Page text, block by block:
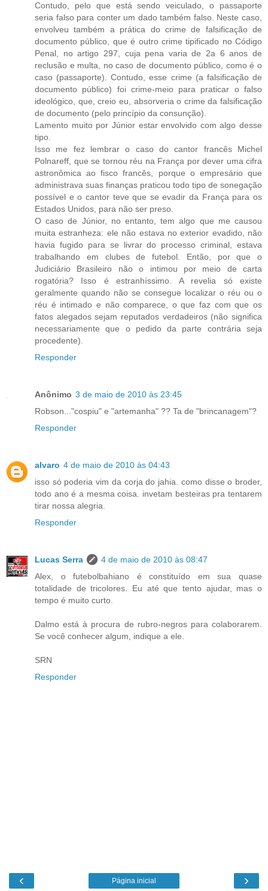
Contudo, pelo que está sendo veiculado, o passaporte
seria falso para conter um dado também falso. Neste caso,
envolveu também a prática do crime de falsificação de
documento público, que é outro crime tipificado no Código
Penal, no artigo 297, cuja pena varia de 2a 6 anos de
reclusão e multa, no caso de documento público, como é o
caso (passaporte). Contudo, esse crime (a falsificação de
documento público) foi crime-meio para praticar o falso
ideológico, que, creio eu, absorveria o crime da falsificação
de documento (pelo princípio da consunção).
Lamento muito por Júnior estar envolvido com algo desse
tipo.
Isso me fez lembrar o caso do cantor francês Michel
Polnareff, que se tornou réu na França por dever uma cifra
astronômica ao fisco francês, porque o empresário que
administrava suas finanças praticou todo tipo de sonegação
possível e o cantor teve que se evadir da França para os
Estados Unidos, para não ser preso.
O caso de Júnior, no entanto, tem algo que me causou
muita estranheza: ele não estava no exterior evadido, não
havia fugido para se livrar do processo criminal, estava
trabalhando em clubes de futebol. Então, por que o
Judiciário Brasileiro não o intimou por meio de carta
rogatória? Isso é estranhíssimo. A revelia só existe
geralmente quando não se consegue localizar o réu ou o
réu é intimado e não comparece, o que faz com que os
fatos alegados sejam reputados verdadeiros (não significa
necessariamente que o pedido da parte contrária seja
procedente).
Responder
Anônimo 3 de maio de 2010 às 23:45
Robson..."cospiu" e "artemanha" ?? Ta de "brincanagem"?
Responder
alvaro 4 de maio de 2010 às 04:43
isso só poderia vim da corja do jahia. como disse o broder,
todo ano é a mesma coisa. invetam besteiras pra tentarem
tirar nossa alegria.
Responder
Lucas Serra
4 de maio de 2010 às 08:47
Alex, o futebolbahiano é constituído em sua quase
totalidade de tricolores. Eu até que tento ajudar, mas o
tempo é muito curto.
Dalmo está à procura de rubro-negros para colaborarem.
Se você conhecer algum, indique a ele.
SRN
Responder
‹ ›
Página inicial